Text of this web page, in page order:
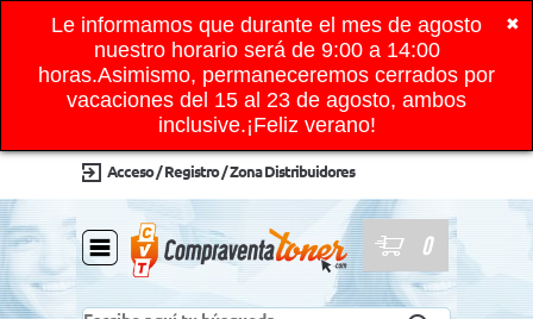
✖
Le informamos que durante el mes de agosto
nuestro horario será de 9:00 a 14:00
horas.Asimismo, permaneceremos cerrados por
vacaciones del 15 al 23 de agosto, ambos
inclusive.¡Feliz verano!
Acceso / Registro / Zona Distribuidores
0